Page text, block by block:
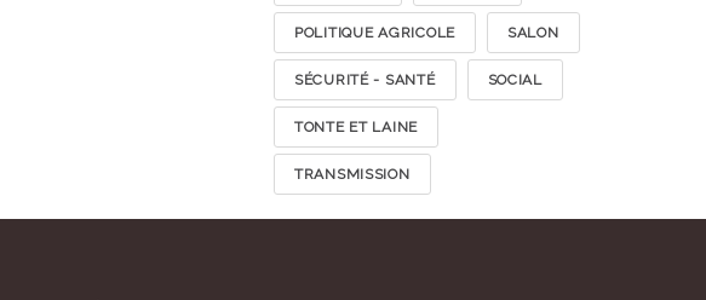
POLITIQUE AGRICOLE SALON
SÉCURITÉ - SANTÉ SOCIAL
TONTE ET LAINE
TRANSMISSION